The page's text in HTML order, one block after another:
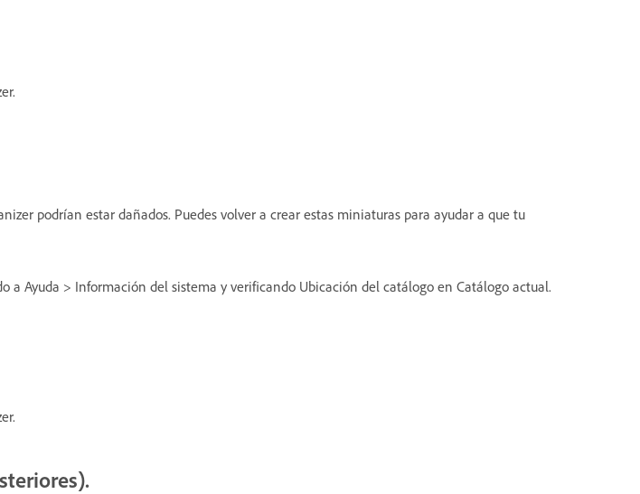
podrían estar dañados. Puedes volver a crear estas miniaturas para ayudar a que tu
Ayuda > Información del sistema y verificando Ubicación del catálogo en Catálogo actual.